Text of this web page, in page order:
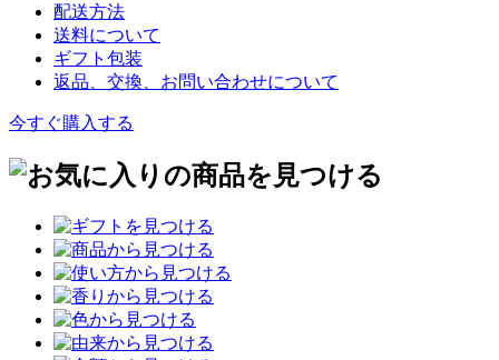
配送方法
送料について
ギフト包装
返品、交換、お問い合わせについて
今すぐ購入する